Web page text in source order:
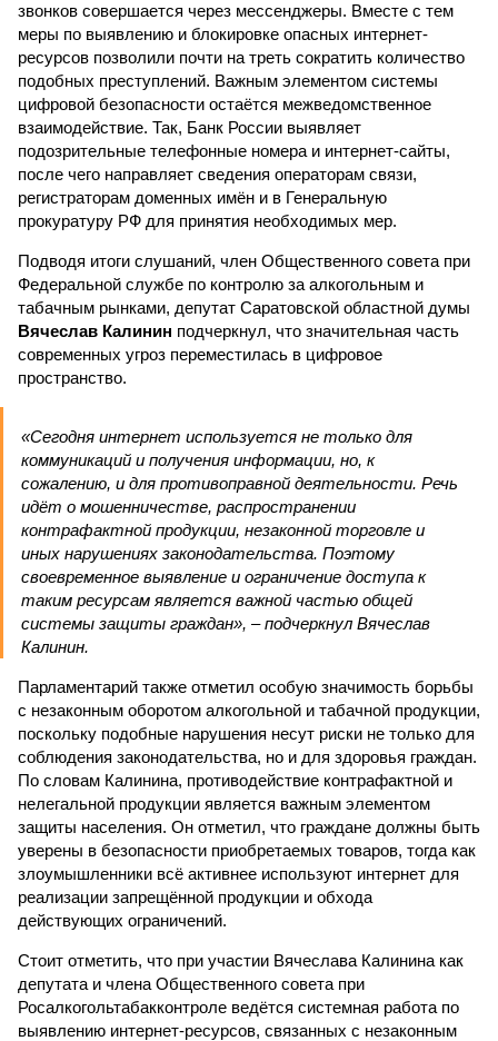
звонков совершается через мессенджеры. Вместе с тем
меры по выявлению и блокировке опасных интернет-
ресурсов позволили почти на треть сократить количество
подобных преступлений. Важным элементом системы
цифровой безопасности остаётся межведомственное
взаимодействие. Так, Банк России выявляет
подозрительные телефонные номера и интернет-сайты,
после чего направляет сведения операторам связи,
регистраторам доменных имён и в Генеральную
прокуратуру РФ для принятия необходимых мер.
Подводя итоги слушаний, член Общественного совета при
Федеральной службе по контролю за алкогольным и
табачным рынками, депутат Саратовской областной думы
Вячеслав Калинин подчеркнул, что значительная часть
современных угроз переместилась в цифровое
пространство.
«Сегодня интернет используется не только для
коммуникаций и получения информации, но, к
сожалению, и для противоправной деятельности. Речь
идёт о мошенничестве, распространении
контрафактной продукции, незаконной торговле и
иных нарушениях законодательства. Поэтому
своевременное выявление и ограничение доступа к
таким ресурсам является важной частью общей
системы защиты граждан», – подчеркнул Вячеслав
Калинин.
Парламентарий также отметил особую значимость борьбы
с незаконным оборотом алкогольной и табачной продукции,
поскольку подобные нарушения несут риски не только для
соблюдения законодательства, но и для здоровья граждан.
По словам Калинина, противодействие контрафактной и
нелегальной продукции является важным элементом
защиты населения. Он отметил, что граждане должны быть
уверены в безопасности приобретаемых товаров, тогда как
злоумышленники всё активнее используют интернет для
реализации запрещённой продукции и обхода
действующих ограничений.
Стоит отметить, что при участии Вячеслава Калинина как
депутата и члена Общественного совета при
Росалкогольтабакконтроле ведётся системная работа по
выявлению интернет-ресурсов, связанных с незаконным